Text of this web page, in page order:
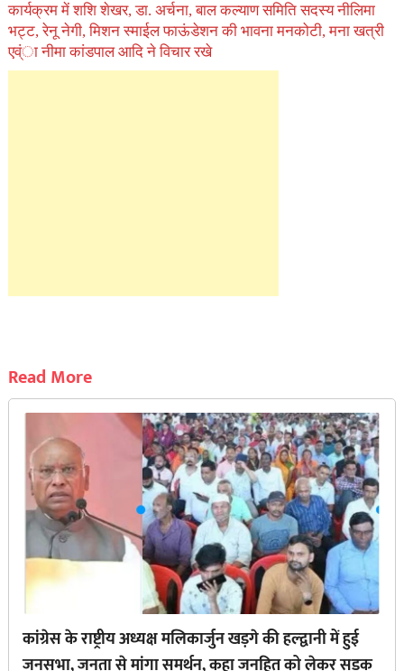
कार्यक्रम में शशि शेखर, डा. अर्चना, बाल कल्याण समिति सदस्य नीलिमा
भट्ट, रेनू नेगी, मिशन स्माईल फाऊंडेशन की भावना मनकोटी, मना खत्री
एव्ंा नीमा कांडपाल आदि ने विचार रखे
Read More
कांग्रेस के राष्ट्रीय अध्यक्ष मलिकार्जुन खड़गे की हल्द्वानी में हुई